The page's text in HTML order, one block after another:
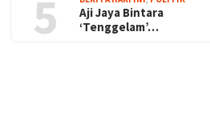
5
Aji Jaya Bintara
‘Tenggelam’…